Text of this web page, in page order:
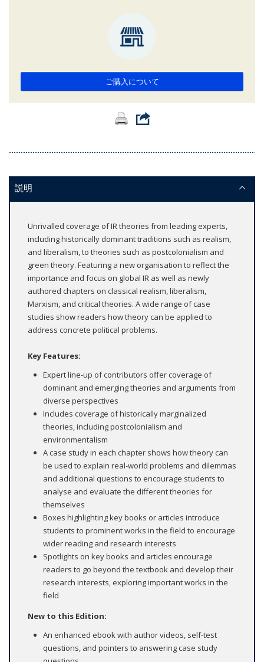
ご購入について
説明
Unrivalled coverage of IR theories from leading experts,
including historically dominant traditions such as realism,
and liberalism, to theories such as postcolonialism and
green theory. Featuring a new organisation to reflect the
importance and focus on global IR as well as newly
authored chapters on classical realism, liberalism,
Marxism, and critical theories. A wide range of case
studies show readers how theory can be applied to
address concrete political problems.
Key Features:
Expert line-up of contributors offer coverage of
dominant and emerging theories and arguments from
diverse perspectives
Includes coverage of historically marginalized
theories, including postcolonialism and
environmentalism
A case study in each chapter shows how theory can
be used to explain real-world problems and dilemmas
and additional questions to encourage students to
analyse and evaluate the different theories for
themselves
Boxes highlighting key books or articles introduce
students to prominent works in the field to encourage
wider reading and research interests
Spotlights on key books and articles encourage
readers to go beyond the textbook and develop their
research interests, exploring important works in the
field
New to this Edition:
An enhanced ebook with author videos, self-test
questions, and pointers to answering case study